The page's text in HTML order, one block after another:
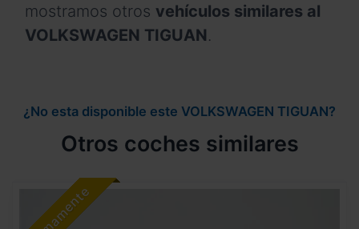
mostramos otros vehículos similares al
VOLKSWAGEN TIGUAN.
¿No esta disponible este VOLKSWAGEN TIGUAN?
Otros coches similares